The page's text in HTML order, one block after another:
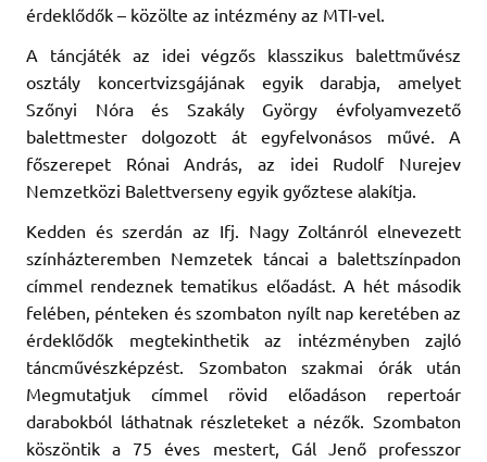
érdeklődők – közölte az intézmény az MTI-vel.
A táncjáték az idei végzős klasszikus balettművész
osztály koncertvizsgájának egyik darabja, amelyet
Szőnyi Nóra és Szakály György évfolyamvezető
balettmester dolgozott át egyfelvonásos művé. A
főszerepet Rónai András, az idei Rudolf Nurejev
Nemzetközi Balettverseny egyik győztese alakítja.
Kedden és szerdán az Ifj. Nagy Zoltánról elnevezett
színházteremben Nemzetek táncai a balettszínpadon
címmel rendeznek tematikus előadást. A hét második
felében, pénteken és szombaton nyílt nap keretében az
érdeklődők megtekinthetik az intézményben zajló
táncművészképzést. Szombaton szakmai órák után
Megmutatjuk címmel rövid előadáson repertoár
darabokból láthatnak részleteket a nézők. Szombaton
köszöntik a 75 éves mestert, Gál Jenő professzor